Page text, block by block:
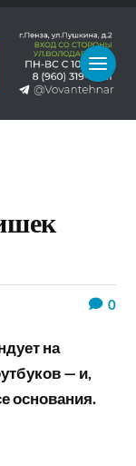
0
на
— и,
основания.